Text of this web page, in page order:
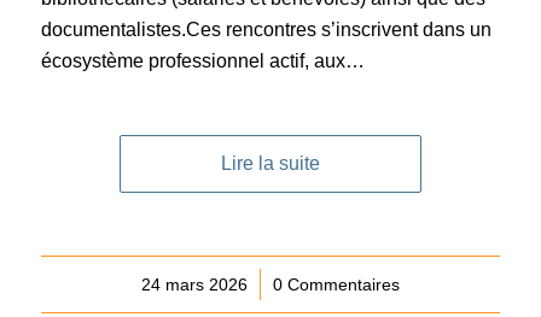
documentalistes.Ces rencontres s’inscrivent dans un
écosystème professionnel actif, aux…
Lire la suite
24 mars 2026
/ 0 Commentaires